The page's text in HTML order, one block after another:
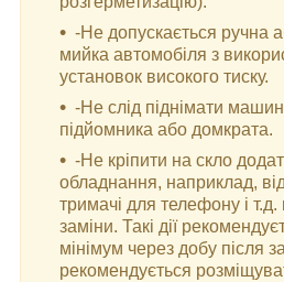
-Не допускається ручна
мийка автомобіля з
установок високого тиску.
-Не слід піднімати
підйомника або домкрата.
-Не кріпити на скло
обладнання, наприклад,
тримачі для телефону і т.д.
заміни. Такі дії
мінімум через добу після
рекомендується